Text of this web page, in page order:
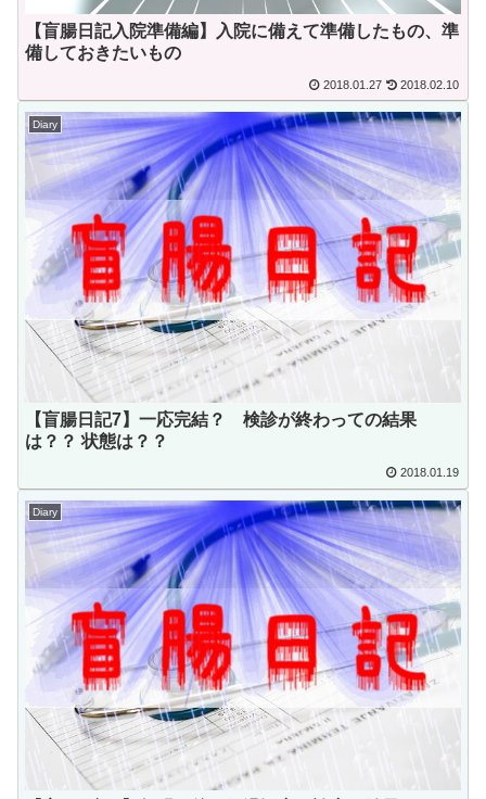
【盲腸日記入院準備編】入院に備えて準備したもの、準
備しておきたいもの
2018.01.27 2018.02.10
Diary
【盲腸日記7】一応完結？ 検診が終わっての結果
は？？ 状態は？？
2018.01.19
Diary